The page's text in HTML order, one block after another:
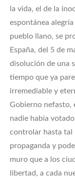
la vida, el de la
espontánea alegría
pueblo llano, se
España, del 5 de
disolución de una
tiempo que ya
irremediable y
Gobierno nefasto,
nadie había
controlar hasta tal
propaganda y
muro que a los
libertad, a cada